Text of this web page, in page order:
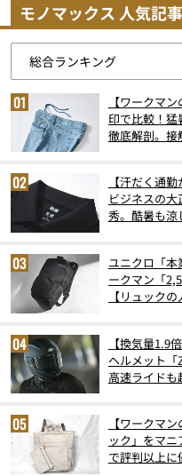
モノマックス 人気記
【ワークマ
印で比較！猛
徹底解剖。接
【汗だく通
ビジネスの
秀。酷暑も涼
ユニクロ「
ークマン「
【リュック
【換気量1.9
ヘルメット
高速ライドも
【ワークマ
ック」をマ
で評判以上に